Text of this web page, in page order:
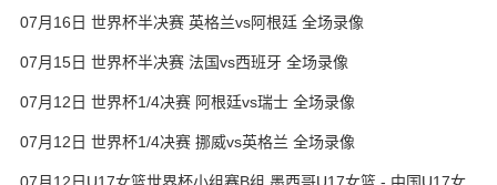
录像
07月16日 世界杯半决赛 英格兰vs阿根廷 全场录像
07月15日 世界杯半决赛 法国vs西班牙 全场录像
07月12日 世界杯1/4决赛 阿根廷vs瑞士 全场录像
07月12日 世界杯1/4决赛 挪威vs英格兰 全场录像